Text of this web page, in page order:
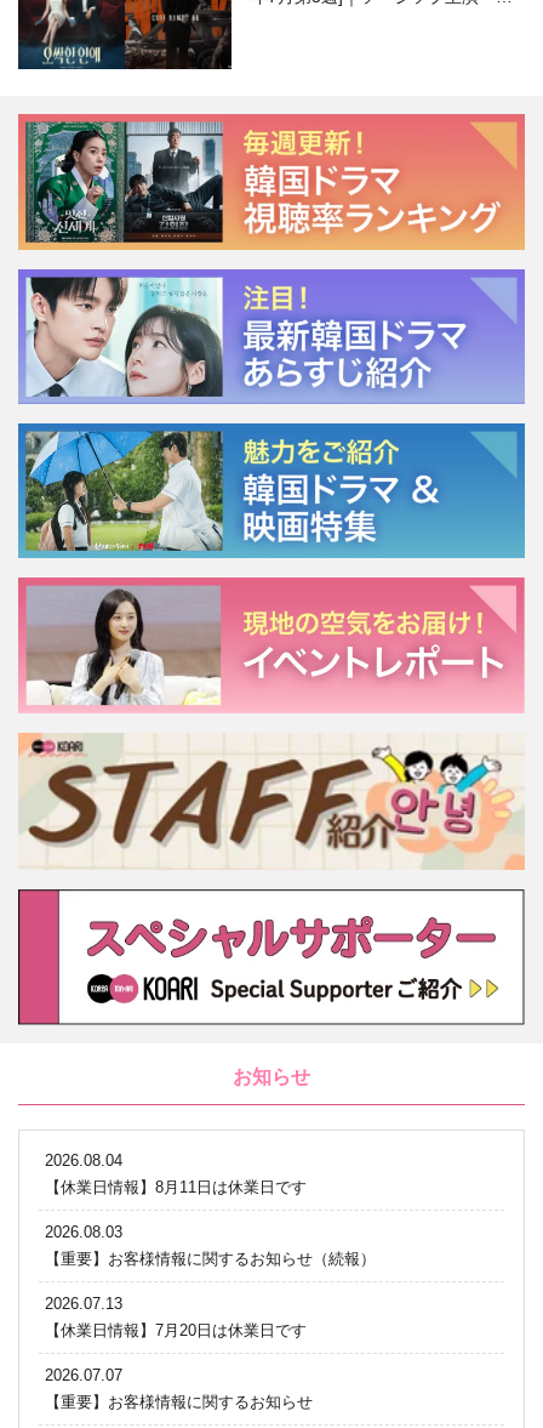
お知らせ
2026.08.04
【休業日情報】8月11日は休業日です
2026.08.03
【重要】お客様情報に関するお知らせ（続報）
2026.07.13
【休業日情報】7月20日は休業日です
2026.07.07
【重要】お客様情報に関するお知らせ